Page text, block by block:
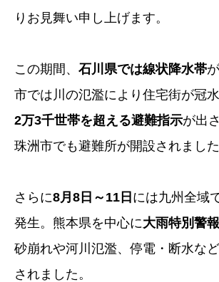
りお見舞い申し上げます。
この期間、 石川県では線状降水帯
市では川の氾濫により住宅街が冠水
2万3千世帯を超える避難指示が出
珠洲市でも避難所が開設されました
さらに8月8日～11日 には九州全域
発生。熊本県を中心に大雨特別警報
砂崩れや河川氾濫、停電・断水な
されました。